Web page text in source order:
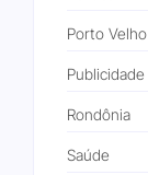
Porto Velho
Publicidade
Rondônia
Saúde